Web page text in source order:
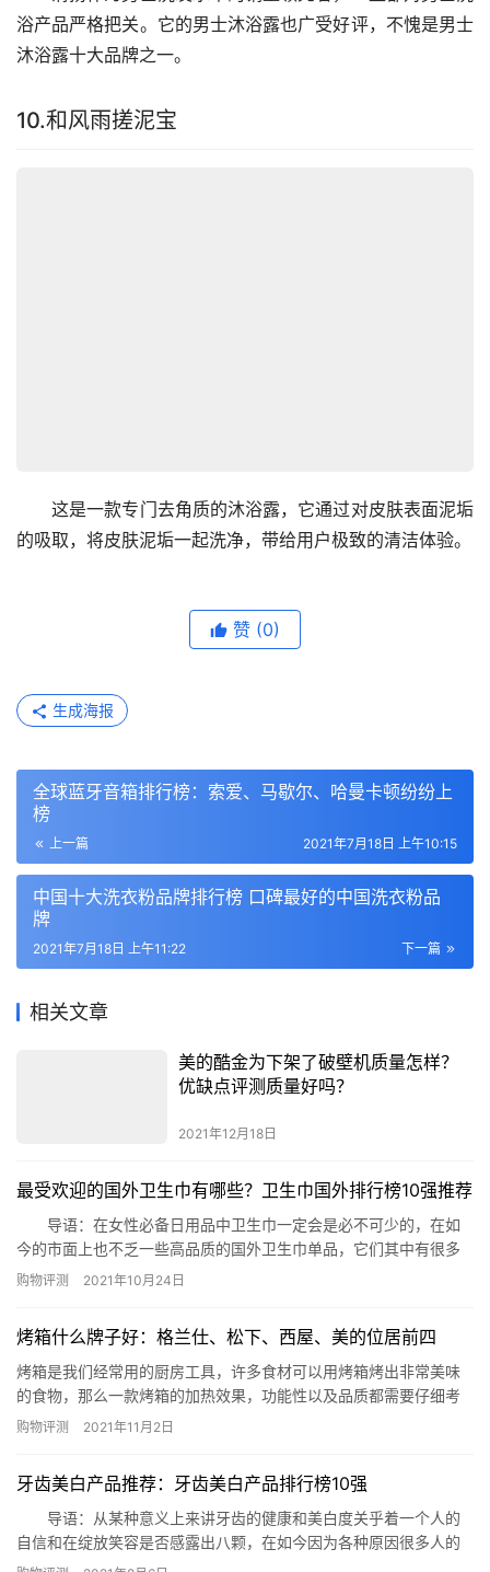
浴产品严格把关。它的男士沐浴露也广受好评，不愧是男士
沐浴露十大品牌之一。
10.和风雨搓泥宝
这是一款专门去角质的沐浴露，它通过对皮肤表面泥垢
的吸取，将皮肤泥垢一起洗净，带给用户极致的清洁体验。
赞 (0)
生成海报
全球蓝牙音箱排行榜：索爱、马歇尔、哈曼卡顿纷纷上
榜
上一篇 2021年7月18日 上午10:15
中国十大洗衣粉品牌排行榜 口碑最好的中国洗衣粉品
牌
下一篇
2021年7月18日 上午11:22
相关文章
美的酷金为下架了破壁机质量怎样？
优缺点评测质量好吗？
2021年12月18日
最受欢迎的国外卫生巾有哪些？卫生巾国外排行榜10强推荐
导语：在女性必备日用品中卫生巾一定会是必不可少的，在如
今的市面上也不乏一些高品质的国外卫生巾单品，它们其中有很多
也是深受女性朋友的青睐，那么哪些国外卫生巾是质量最佳的呢?下
款产品在卫生巾国外排行榜10强推荐中采用四大升级的技术制作
而…
购物评测 2021年10月24日
烤箱什么牌子好：格兰仕、松下、西屋、美的位居前四
烤箱是我们经常用的厨房工具，许多食材可以用烤箱烤出非常美味
的食物，那么一款烤箱的加热效果，功能性以及品质都需要仔细考
虑，选择一款靠谱的烤箱品牌非常重要，下面就让我们来详细了解
7. 老板 8….
购物评测 2021年11月2日
牙齿美白产品推荐：牙齿美白产品排行榜10强
导语：从某种意义上来讲牙齿的健康和美白度关乎着一个人的
自信和在绽放笑容是否感露出八颗，在如今因为各种原因很多人的
牙齿并没有想象中的亮白健康，不错幸运的是在市场上有很多不错